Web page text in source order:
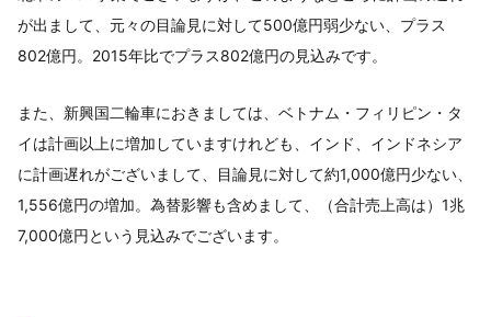
が出まして、元々の目論見に対して500億円弱少ない、プラス
802億円。2015年比でプラス802億円の見込みです。
また、新興国二輪車におきましては、ベトナム・フィリピン・タ
イは計画以上に増加していますけれども、インド、インドネシア
に計画遅れがございまして、目論見に対して約1,000億円少ない、
1,556億円の増加。為替影響も含めまして、（合計売上高は）1兆
7,000億円という見込みでございます。